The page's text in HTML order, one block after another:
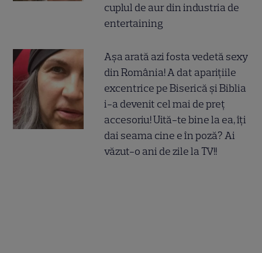
cuplul de aur din industria de
entertaining
Așa arată azi fosta vedetă sexy
din România! A dat aparițiile
excentrice pe Biserică și Biblia
i-a devenit cel mai de preț
accesoriu! Uită-te bine la ea, îți
dai seama cine e în poză? Ai
văzut-o ani de zile la TV!!